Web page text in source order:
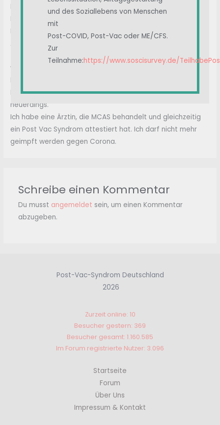
Ich war oft im Krankenhaus und hatte oft Sanitäter und
Notärzte hier.
Ich nahm 30kg ab. Seit September, hatte ich weitere
Anaphylaxien und lebte von 2 Lebensmitteln.
Zwischendurch waren es 7, aber es wird aktuell wieder
weniger.
Ich habe leider viele Trigger. Wie z.B. Stress.
Dennoch sind die meisten meiner Blutwerte absolut top
neuerdings.
Ich habe eine Ärztin, die MCAS behandelt und gleichzeitig
ein Post Vac Syndrom attestiert hat. Ich darf nicht mehr
geimpft werden gegen Corona.
Schreibe einen Kommentar
Du musst angemeldet sein, um einen Kommentar
abzugeben.
Post-Vac-Syndrom Deutschland
2026
Zurzeit online: 10
Besucher gestern: 369
Besucher gesamt: 1.160.585
Im Forum registrierte Nutzer: 3.096
Startseite
Forum
Über Uns
Impressum & Kontakt
und des Soziallebens von Menschen
mit
Post-COVID, Post-Vac oder ME/CFS.
Zur
Teilnahme:https://www.soscisurvey.de/